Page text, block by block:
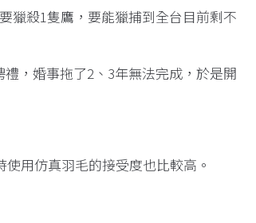
獵殺1隻鷹，要能獵捕到全台目前剩不
，婚事拖了2、3年無法完成，於是開
用仿真羽毛的接受度也比較高。